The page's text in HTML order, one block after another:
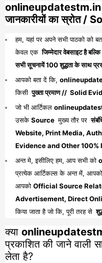
onlineupdatestm.in
जानकारीयों का स्रोत /
हम, यहां पर अपने सभी पाठको को
केवल एक जिम्मेदार वेबसाइट है
सभी सूचनायें 100 शुद्धता के साथ
आपको बता दें कि,
किसी पुख्ता प्रमाण // Solid
जो भी आर्टिकल
उसके Source मुख्य तौर पर
Website, Print Media,
Evidence and Other 100%
अन्त मे, इसीलिए हम, आप सभी को
प्रत्येक आर्टिकल्स के अन्त में, आपको
आपको Official Source
Advertisement, Direct
किया जाता है जो कि, पूरी तरह से
क्या
प्रकाशित की जाने वाली
लेता है?